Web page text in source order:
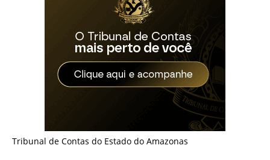
Tribunal de Contas do Estado do Amazonas